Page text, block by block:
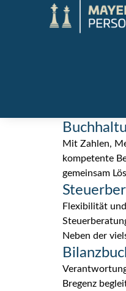
Mit Zahlen,
kompetente
gemeinsam
Flexibilität
Neben der
Bregenz